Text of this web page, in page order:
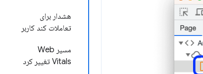
هشدار برای
تعاملات کند کاربر
مسیر Web
Vitals تغییر کرد